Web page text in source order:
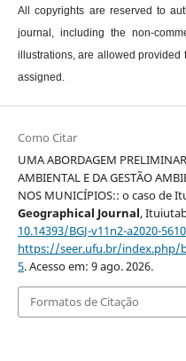
All copyrights are reserved to
journal, including the non-
illustrations, are allowed
assigned.
Como Citar
UMA ABORDAGEM
AMBIENTAL E DA GESTÃO
NOS MUNICÍPIOS:: o caso de
Geographical Journal,
10.14393/BGJ-v11n2-a2020-
https://seer.ufu.br/index.php/
5. Acesso em: 9 ago. 2026.
Formatos de Citação